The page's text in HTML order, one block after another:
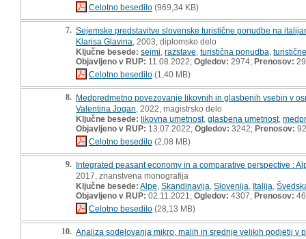
Celotno besedilo (969,34 KB)
7. Sejemske predstavitve slovenske turistične ponudbe na
Klarisa Glavina , 2003, diplomsko delo
Ključne besede: sejmi razstave turistična ponudba
Objavljeno v RUP: 11.08.2022; Ogledov: 2974; Prenosov: 29
Celotno besedilo (1,40 MB)
8. Medpredmetno povezovanje likovnih in glasbenih vsebin v
Valentina Jogan , 2022, magistrsko delo
Ključne besede: likovna umetnost, glasbena umetnost,
Objavljeno v RUP: 13.07.2022; Ogledov: 3242; Prenosov: 92
Celotno besedilo (2,08 MB)
9. Integrated peasant economy in a comparative perspective :
2017, znanstvena monografija
Ključne besede: Alpe Skandinavija Slovenija Italija
Objavljeno v RUP: 02.11.2021; Ogledov: 4307; Prenosov: 46
Celotno besedilo (28,13 MB)
10. Analiza sodelovanja mikro, malih in srednje velikih podjetij v